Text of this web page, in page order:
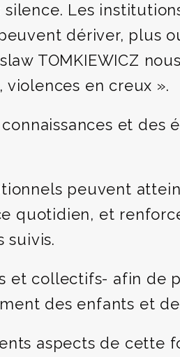
Les
dériver, plus
TOMKIEWICZ
violences en creux ».
et des
peuvent
quotidien, et
suivis.
et collectifs- afin de
des enfants et
aspects de cette